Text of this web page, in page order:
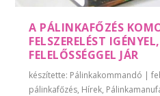
A PÁLINKAFŐZÉS
FELSZERELÉST
FELELŐSSÉGGEL JÁR
készítette: Pálinkakommandó |
pálinkafőzés, Hírek,